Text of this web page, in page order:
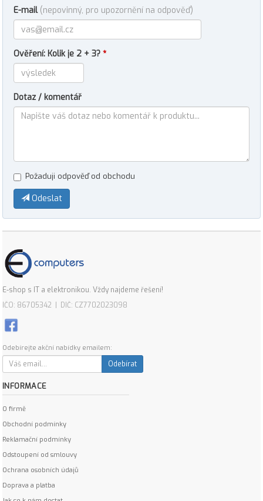
E-mail (nepovinný, pro upozornění na odpověď)
Ověření: Kolik je 2 + 3? *
Dotaz / komentář
Požaduji odpověď od obchodu
Odeslat
E-shop s IT a elektronikou. Vždy najdeme řešení!
IČO: 86705342 | DIČ: CZ7702023098
Odebírejte akční nabídky emailem:
Odebírat
INFORMACE
O firmě
Obchodní podmínky
Reklamační podmínky
Odstoupení od smlouvy
Ochrana osobních údajů
Doprava a platba